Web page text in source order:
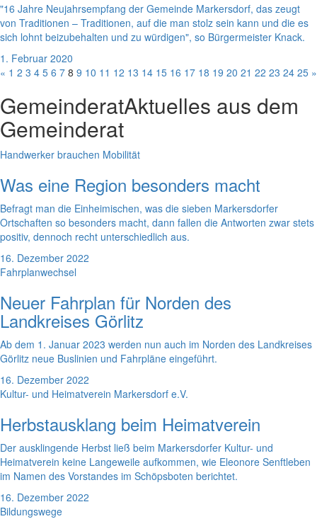
"16 Jahre Neujahrsempfang der Gemeinde Markersdorf, das zeugt
von Traditionen – Traditionen, auf die man stolz sein kann und die es
sich lohnt beizubehalten und zu würdigen", so Bürgermeister Knack.
1. Februar 2020
« 1 2 3 4 5 6 7 8 9 10 11 12 13 14 15 16 17 18 19 20 21 22 23 24 25 »
GemeinderatAktuelles aus dem
Gemeinderat
Handwerker brauchen Mobilität
Was eine Region besonders macht
Befragt man die Einheimischen, was die sieben Markersdorfer
Ortschaften so besonders macht, dann fallen die Antworten zwar stets
positiv, dennoch recht unterschiedlich aus.
16. Dezember 2022
Fahrplanwechsel
Neuer Fahrplan für Norden des
Landkreises Görlitz
Ab dem 1. Januar 2023 werden nun auch im Norden des Landkreises
Görlitz neue Buslinien und Fahrpläne eingeführt.
16. Dezember 2022
Kultur- und Heimatverein Markersdorf e.V.
Herbstausklang beim Heimatverein
Der ausklingende Herbst ließ beim Markersdorfer Kultur- und
Heimatverein keine Langeweile aufkommen, wie Eleonore Senftleben
im Namen des Vorstandes im Schöpsboten berichtet.
16. Dezember 2022
Bildungswege